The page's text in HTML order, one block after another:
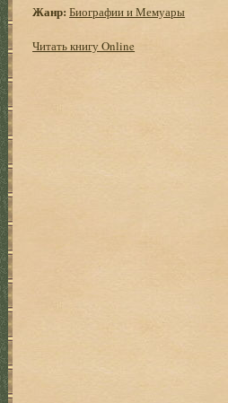
Жанр: Биографии и Мемуары
Читать книгу Online